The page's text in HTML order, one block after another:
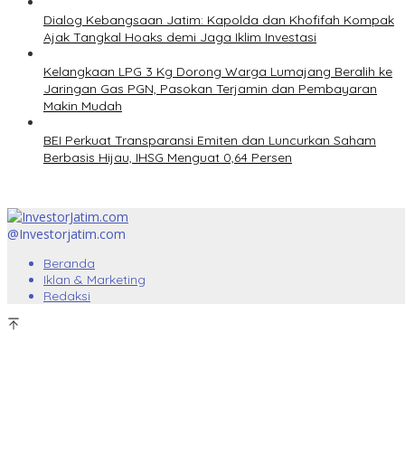
Dialog Kebangsaan Jatim: Kapolda dan Khofifah Kompak
Ajak Tangkal Hoaks demi Jaga Iklim Investasi
Kelangkaan LPG 3 Kg Dorong Warga Lumajang Beralih ke
Jaringan Gas PGN, Pasokan Terjamin dan Pembayaran
Makin Mudah
BEI Perkuat Transparansi Emiten dan Luncurkan Saham
Berbasis Hijau, IHSG Menguat 0,64 Persen
@Investorjatim.com
Beranda
Iklan & Marketing
Redaksi